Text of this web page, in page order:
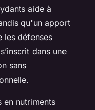
aide à
qu'un apport
les défenses
dans une
sans
en nutriments